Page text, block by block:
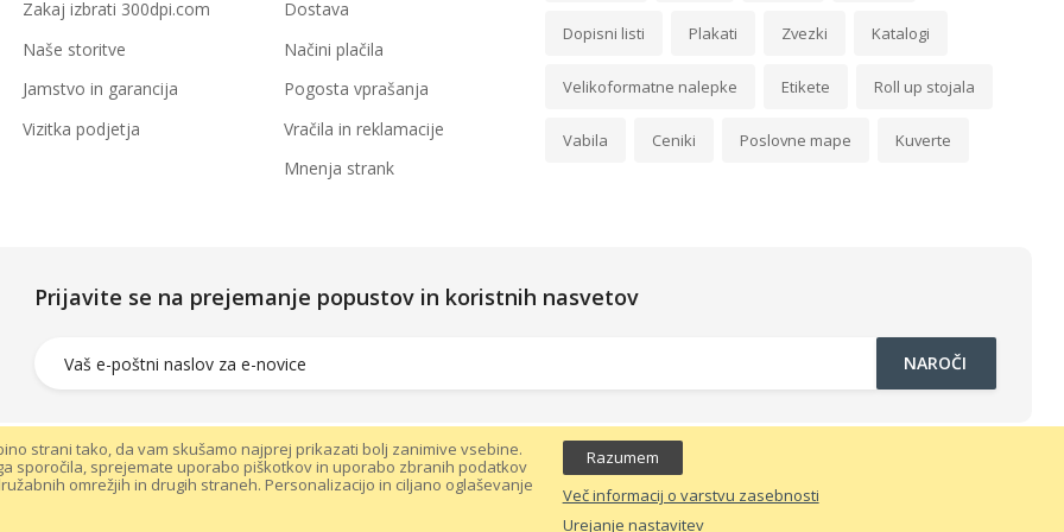
strani tako, da vam skušamo najprej prikazati bolj zanimive vsebine.
sporočila, sprejemate uporabo piškotkov in uporabo zbranih podatkov
omrežjih in drugih straneh. Personalizacijo in ciljano oglaševanje
Razumem
Več informacij o varstvu zasebnosti
Urejanje nastavitev
Zakaj izbrati 300dpi.com
Naše storitve
Jamstvo in garancija
Vizitka podjetja
Dostava
Načini plačila
Pogosta vprašanja
Vračila in reklamacije
Mnenja strank
Dopisni listi Plakati Zvezki Katalogi
Velikoformatne nalepke Etikete Roll up stojala
Vabila Ceniki Poslovne mape Kuverte
Prijavite se na prejemanje popustov in koristnih nasvetov
NAROČI
Varovanje podatkov